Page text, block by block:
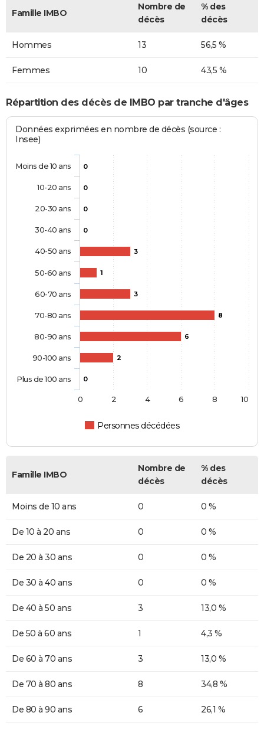
Famille IMBO
Nombre de
décès
% des
décès
Hommes 13 56,5 %
Femmes 10 43,5 %
Répartition des décès de IMBO par tranche d'âges
Données exprimées en nombre de décès (source :
Insee)
0
0
0
0
3
1
3
8
6
2
0
Personnes décédées
Moins de 10 ans
10-20 ans
20-30 ans
30-40 ans
40-50 ans
50-60 ans
60-70 ans
70-80 ans
80-90 ans
90-100 ans
Plus de 100 ans
0 2 4 6 8 10
Famille IMBO
Nombre de
décès
% des
décès
Moins de 10 ans 0 0 %
De 10 à 20 ans 0 0 %
De 20 à 30 ans 0 0 %
De 30 à 40 ans 0 0 %
De 40 à 50 ans 3 13,0 %
De 50 à 60 ans 1 4,3 %
De 60 à 70 ans 3 13,0 %
De 70 à 80 ans 8 34,8 %
De 80 à 90 ans 6 26,1 %